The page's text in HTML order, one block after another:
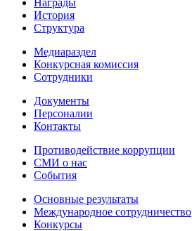
Награды
История
Структура
Медиараздел
Конкурсная комиссия
Сотрудники
Документы
Персоналии
Контакты
Противодействие коррупции
СМИ о нас
События
Основные результаты
Международное сотрудничество
Конкурсы